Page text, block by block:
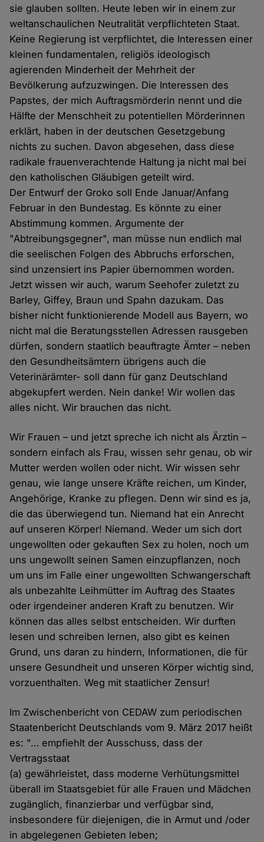
sie glauben sollten. Heute leben wir in einem zur
weltanschaulichen Neutralität verpflichteten Staat.
Keine Regierung ist verpflichtet, die Interessen einer
kleinen fundamentalen, religiös ideologisch
agierenden Minderheit der Mehrheit der
Bevölkerung aufzuzwingen. Die Interessen des
Papstes, der mich Auftragsmörderin nennt und die
Hälfte der Menschheit zu potentiellen Mörderinnen
erklärt, haben in der deutschen Gesetzgebung
nichts zu suchen. Davon abgesehen, dass diese
radikale frauenverachtende Haltung ja nicht mal bei
den katholischen Gläubigen geteilt wird.
Der Entwurf der Groko soll Ende Januar/Anfang
Februar in den Bundestag. Es könnte zu einer
Abstimmung kommen. Argumente der
"Abtreibungsgegner", man müsse nun endlich mal
die seelischen Folgen des Abbruchs erforschen,
sind unzensiert ins Papier übernommen worden.
Jetzt wissen wir auch, warum Seehofer zuletzt zu
Barley, Giffey, Braun und Spahn dazukam. Das
bisher nicht funktionierende Modell aus Bayern, wo
nicht mal die Beratungsstellen Adressen rausgeben
dürfen, sondern staatlich beauftragte Ämter – neben
den Gesundheitsämtern übrigens auch die
Veterinärämter- soll dann für ganz Deutschland
abgekupfert werden. Nein danke! Wir wollen das
alles nicht. Wir brauchen das nicht.
Wir Frauen – und jetzt spreche ich nicht als Ärztin –
sondern einfach als Frau, wissen sehr genau, ob wir
Mutter werden wollen oder nicht. Wir wissen sehr
genau, wie lange unsere Kräfte reichen, um Kinder,
Angehörige, Kranke zu pflegen. Denn wir sind es ja,
die das überwiegend tun. Niemand hat ein Anrecht
auf unseren Körper! Niemand. Weder um sich dort
ungewollten oder gekauften Sex zu holen, noch um
uns ungewollt seinen Samen einzupflanzen, noch
um uns im Falle einer ungewollten Schwangerschaft
als unbezahlte Leihmütter im Auftrag des Staates
oder irgendeiner anderen Kraft zu benutzen. Wir
können das alles selbst entscheiden. Wir durften
lesen und schreiben lernen, also gibt es keinen
Grund, uns daran zu hindern, Informationen, die für
unsere Gesundheit und unseren Körper wichtig sind,
vorzuenthalten. Weg mit staatlicher Zensur!
Im Zwischenbericht von CEDAW zum periodischen
Staatenbericht Deutschlands vom 9. März 2017 heißt
es: "… empfiehlt der Ausschuss, dass der
Vertragsstaat
(a) gewährleistet, dass moderne Verhütungsmittel
überall im Staatsgebiet für alle Frauen und Mädchen
zugänglich, finanzierbar und verfügbar sind,
insbesondere für diejenigen, die in Armut und /oder
in abgelegenen Gebieten leben;